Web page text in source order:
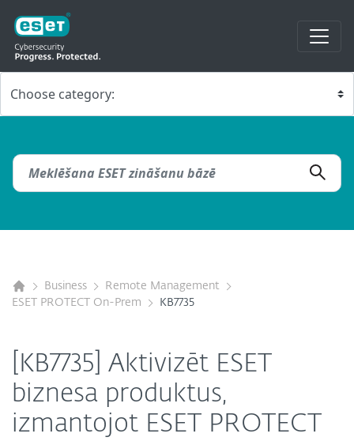
Business
Remote Management
ESET PROTECT On-Prem
KB7735
[KB7735] Aktivizēt ESET
biznesa produktus,
izmantojot ESET PROTECT